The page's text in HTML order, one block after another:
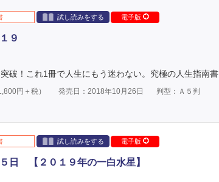
試し読みをする 電子版
９
破！これ1冊で人生にもう迷わない。究極の人生指南書
円＋税） 発売日：2018年10月26日 判型：Ａ５判
試し読みをする 電子版
日 【２０１９年の一白水星】